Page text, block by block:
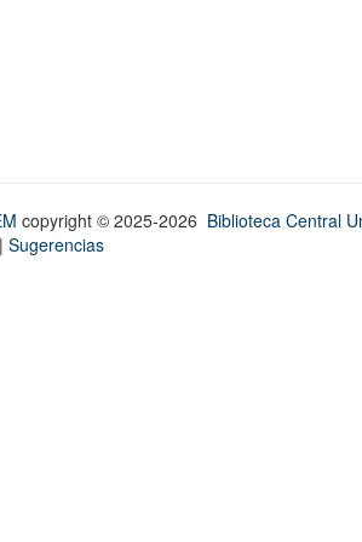
copyright © 2025-2026 Biblioteca Central
| Sugerencias